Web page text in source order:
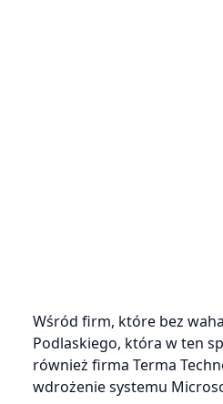
Wśród firm, które bez
Podlaskiego, która w ten
również firma Terma
wdrożenie systemu